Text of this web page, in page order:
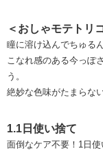
＜おしゃモテトリ
瞳に溶け込んでちゅる
こなれ感のある今っぽ
う。
絶妙な色味がたまらな
1.1日使い捨て
面倒なケア不要！1日